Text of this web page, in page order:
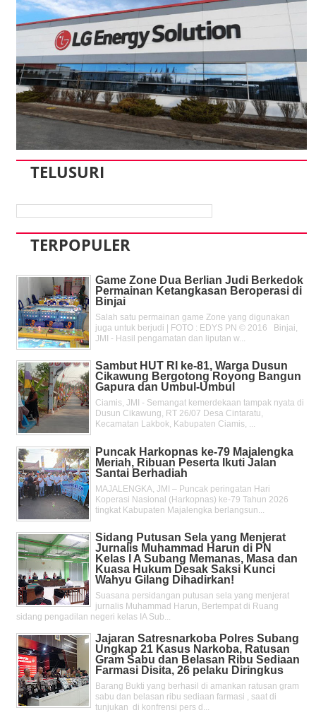
TELUSURI
TERPOPULER
Game Zone Dua Berlian Judi Berkedok
Permainan Ketangkasan Beroperasi di
Binjai
Salah satu permainan game Zone yang digunakan
juga untuk berjudi | FOTO : EDYS PN © 2016 Binjai,
JMI - Hasil pengamatan dan liputan w...
Sambut HUT RI ke-81, Warga Dusun
Cikawung Bergotong Royong Bangun
Gapura dan Umbul-Umbul
Ciamis, JMI - Semangat kemerdekaan tampak nyata di
Dusun Cikawung, RT 26/07 Desa Cintaratu,
Kecamatan Lakbok, Kabupaten Ciamis, ...
Puncak Harkopnas ke-79 Majalengka
Meriah, Ribuan Peserta Ikuti Jalan
Santai Berhadiah
MAJALENGKA, JMI – Puncak peringatan Hari
Koperasi Nasional (Harkopnas) ke-79 Tahun 2026
tingkat Kabupaten Majalengka berlangsun...
Sidang Putusan Sela yang Menjerat
Jurnalis Muhammad Harun di PN
Kelas l A Subang Memanas, Masa dan
Kuasa Hukum Desak Saksi Kunci
Wahyu Gilang Dihadirkan!
Suasana persidangan putusan sela yang menjerat
jurnalis Muhammad Harun, Bertempat di Ruang
sidang pengadilan negeri kelas IA Sub...
Jajaran Satresnarkoba Polres Subang
Ungkap 21 Kasus Narkoba, Ratusan
Gram Sabu dan Belasan Ribu Sediaan
Farmasi Disita, 26 pelaku Diringkus
Barang Bukti yang berhasil di amankan ratusan gram
sabu dan belasan ribu sediaan farmasi , saat di
tunjukan di konfrensi pers d...